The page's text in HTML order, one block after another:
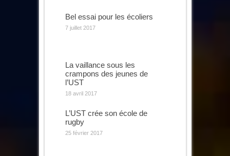
Bel essai pour les écoliers
7 juillet 2017
La vaillance sous les
crampons des jeunes de
l’UST
18 avril 2017
L’UST crée son école de
rugby
25 février 2017